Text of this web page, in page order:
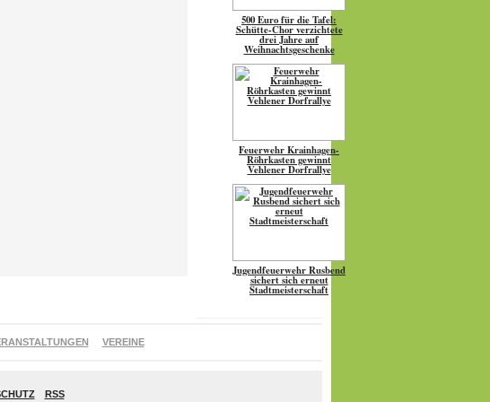
500 Euro für die Tafel:
Schütte-Chor verzichtete
drei Jahre auf
Weihnachtsgeschenke
Feuerwehr Krainhagen-
Röhrkasten gewinnt
Vehlener Dorfrallye
Jugendfeuerwehr Rusbend
sichert sich erneut
Stadtmeisterschaft
VEREINE
RSS